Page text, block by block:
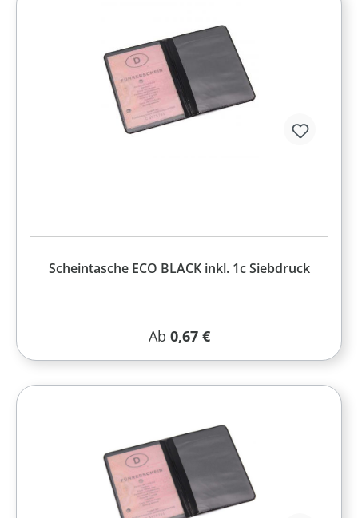
Scheintasche ECO BLACK inkl. 1c Siebdruck
Regulärer Preis:
Ab 0,67 €